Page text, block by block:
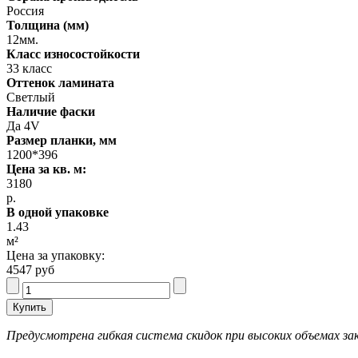
Россия
Толщина (мм)
12мм.
Класс износостойкости
33 класс
Оттенок ламината
Светлый
Наличие фаски
Да 4V
Размер планки, мм
1200*396
Цена за кв. м:
3180
р.
В одной упаковке
1.43
м²
Цена за упаковку:
4547 руб
Предусмотрена гибкая система скидок при высоких объемах